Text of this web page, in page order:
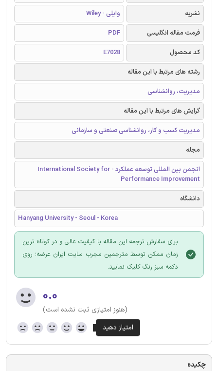
نشریه
وایلی - Wiley
فرمت مقاله انگلیسی
PDF
کد محصول
E7028
رشته های مرتبط با این مقاله
مدیریت، روانشناسی
گرایش های مرتبط با این مقاله
مدیریت کسب و کار، روانشناسی صنعتی و سازمانی
مجله
انجمن بین المللی توسعه عملکرد - International Society for
Performance Improvement
دانشگاه
Hanyang University - Seoul - Korea
برای سفارش ترجمه این مقاله با کیفیت عالی و در کوتاه ترین
زمان ممکن توسط مترجمین مجرب سایت ایران عرضه؛ روی
دکمه سبز رنگ کلیک نمایید.
۰.۰
(هنوز امتیازی ثبت نشده است)
چکیده